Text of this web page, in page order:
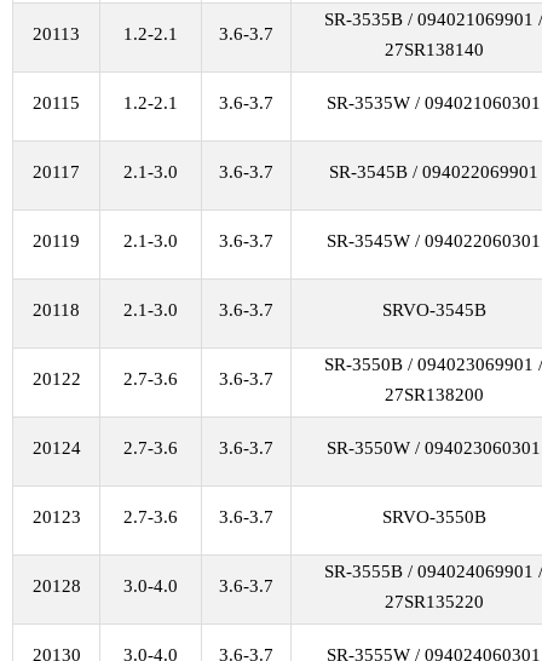
20113 1.2-2.1 3.6-3.7
SR-3535B / 094021069901 /
27SR138140
20115 1.2-2.1 3.6-3.7 SR-3535W / 094021060301
20117 2.1-3.0 3.6-3.7 SR-3545B / 094022069901
20119 2.1-3.0 3.6-3.7 SR-3545W / 094022060301
20118 2.1-3.0 3.6-3.7 SRVO-3545B
20122 2.7-3.6 3.6-3.7
SR-3550B / 094023069901 /
27SR138200
20124 2.7-3.6 3.6-3.7 SR-3550W / 094023060301
20123 2.7-3.6 3.6-3.7 SRVO-3550B
20128 3.0-4.0 3.6-3.7
SR-3555B / 094024069901 /
27SR135220
20130 3.0-4.0 3.6-3.7 SR-3555W / 094024060301